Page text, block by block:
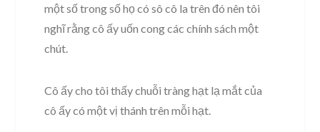
một số trong số họ có sô cô la trên đó nên tôi
nghĩ rằng cô ấy uốn cong các chính sách một
chút.
Cô ấy cho tôi thấy chuỗi tràng hạt lạ mắt của
cô ấy có một vị thánh trên mỗi hạt.